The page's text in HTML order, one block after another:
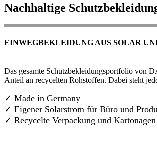
Nachhaltige
EINWEGBEKLEIDUNG AUS SOLAR
Das gesamte Schutzbekleidungsportfolio von
Anteil an recycelten Rohstoffen. Dabei steht
✓ Made in Germany
✓ Eigener Solarstrom für Büro und
✓ Recycelte Verpackung und Kartonagen